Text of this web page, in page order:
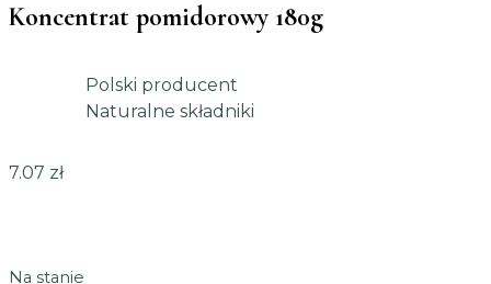
Koncentrat pomidorowy 180g
Polski producent
Naturalne składniki
7.07 zł
Na stanie